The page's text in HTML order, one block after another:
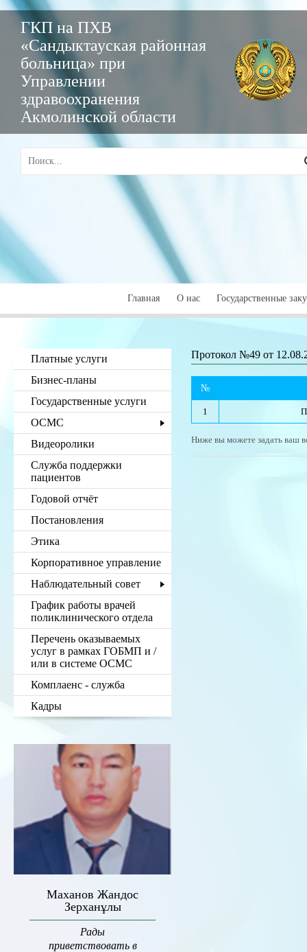
ГКП на ПХВ
«Сандыктауская районная
больница» при
Управлении
здравоохранения
Акмолинской области
Главная О нас Государственные
Платные услуги
Бизнес-планы
Государственные услуги
ОСМС
Видеоролики
Служба поддержки
пациентов
Годовой отчёт
Постановления
Этика
Корпоративное управление
Наблюдательный совет
График работы врачей
поликлинического отдела
Перечень оказываемых
услуг в рамках ГОБМП и /
или в системе ОСМС
Комплаенс - служба
Кадры
Маханов Жандос
Зерханұлы
Рады
приветствовать в
Протокол №49 от
№
1
Ниже вы можете задать ваш